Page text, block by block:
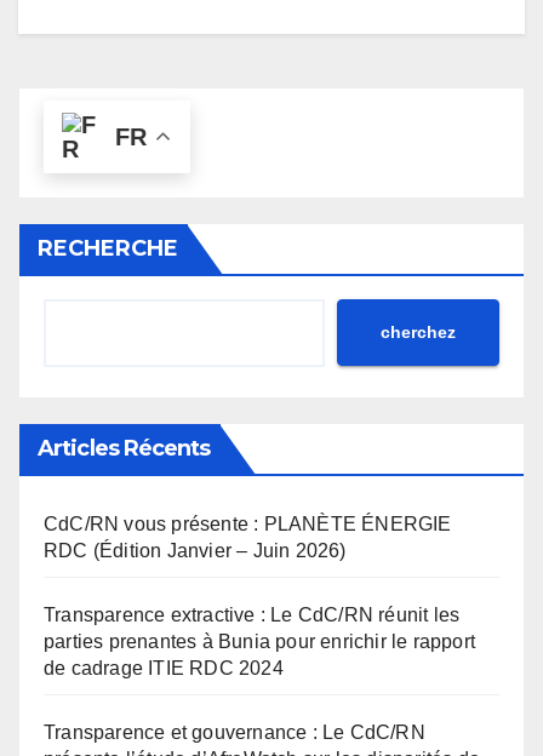
FR
RECHERCHE
cherchez
Articles Récents
CdC/RN vous présente : PLANÈTE ÉNERGIE
RDC (Édition Janvier – Juin 2026)
Transparence extractive : Le CdC/RN réunit les
parties prenantes à Bunia pour enrichir le rapport
de cadrage ITIE RDC 2024
Transparence et gouvernance : Le CdC/RN